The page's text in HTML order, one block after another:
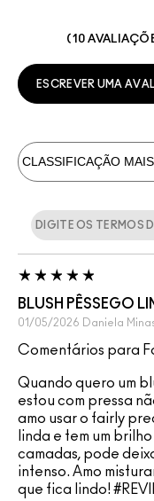
10
ESCREVER UMA
BLUSH PÊSSEGO
01/05/2026 Daniela
Comentários para
Quando quero um
estou com pressa
amo usar o fairly
linda e tem um
camadas, pode
intenso. Amo
que fica lindo!